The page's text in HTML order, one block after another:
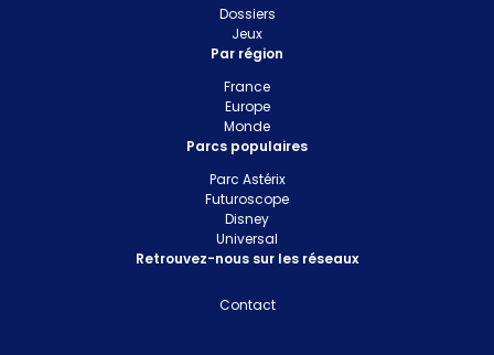
Dossiers
Jeux
Par région
France
Europe
Monde
Parcs populaires
Parc Astérix
Futuroscope
Disney
Universal
Retrouvez-nous sur les réseaux
Contact